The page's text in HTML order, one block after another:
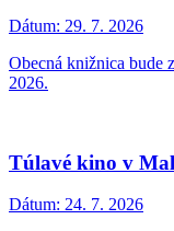
Dátum: 29. 7. 2026
Obecná knižnica bude
2026.
Túlavé kino v
Dátum: 24. 7. 2026